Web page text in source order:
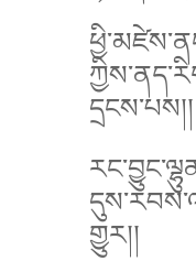
དྲངས་པས།།
གྱུར།།